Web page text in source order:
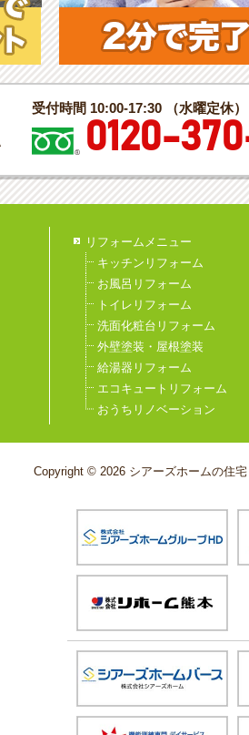
受付時間 10:00-17:30 （水曜定休）
0120-
リフォームメニュー
キッチンリフォーム
お風呂リフォーム
トイレリフォーム
洗面化粧台リフォーム
外壁塗装・屋根塗装
給湯器リフォーム
エコキュートリフォーム
おうちリノベーション
Copyright © 2026 シアーズホームの住